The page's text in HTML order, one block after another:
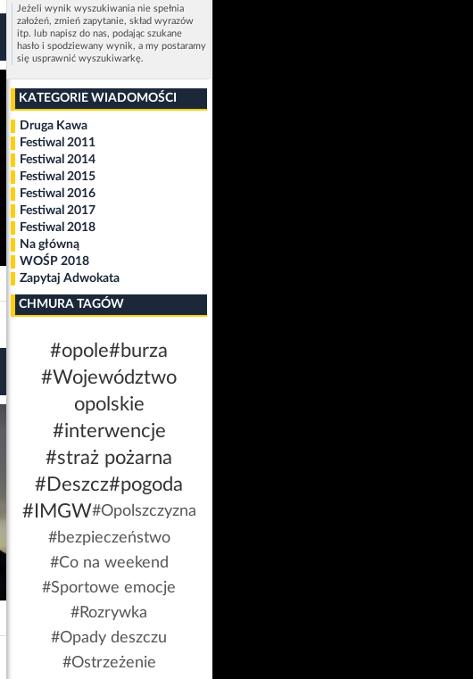
Jeżeli wynik wyszukiwania nie spełnia
założeń, zmień zapytanie, skład wyrazów
itp. lub napisz do nas, podając szukane
hasło i spodziewany wynik, a my postaramy
się usprawnić wyszukiwarkę.
KATEGORIE WIADOMOŚCI
Druga Kawa
Festiwal 2011
Festiwal 2014
Festiwal 2015
Festiwal 2016
Festiwal 2017
Festiwal 2018
Na główną
WOŚP 2018
Zapytaj Adwokata
CHMURA TAGÓW
#opole#burza
#Województwo
opolskie
#interwencje
#straż pożarna
#Deszcz#pogoda
#IMGW#Opolszczyzna
#bezpieczeństwo
#Co na weekend
#Sportowe emocje
#Rozrywka
#Opady deszczu
#Ostrzeżenie